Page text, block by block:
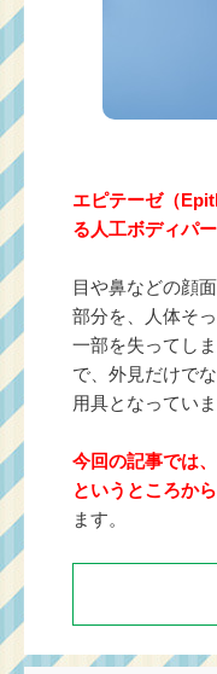
エピテーゼ（
る人工ボディパ
目や鼻などの顔
部分を、人体そ
一部を失ってし
で、外見だけで
用具となっていま
今回の記事では
というところか
ます。